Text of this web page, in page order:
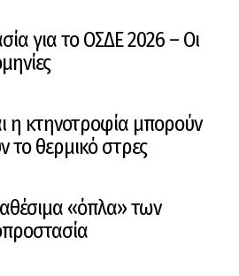
για το ΟΣΔΕ 2026 – Οι
η κτηνοτροφία μπορούν
το θερμικό στρες
«όπλα» των